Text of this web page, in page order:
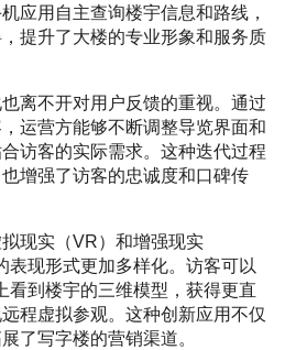
应用自主查询楼宇信息和路线，
提升了大楼的专业形象和服务质
离不开对用户反馈的重视。通过
运营方能够不断调整导览界面和
访客的实际需求。这种迭代过程
增强了访客的忠诚度和口碑传
现实（VR）和增强现实
表现形式更加多样化。访客可以
看到楼宇的三维模型，获得更直
程虚拟参观。这种创新应用不仅
了写字楼的营销渠道。